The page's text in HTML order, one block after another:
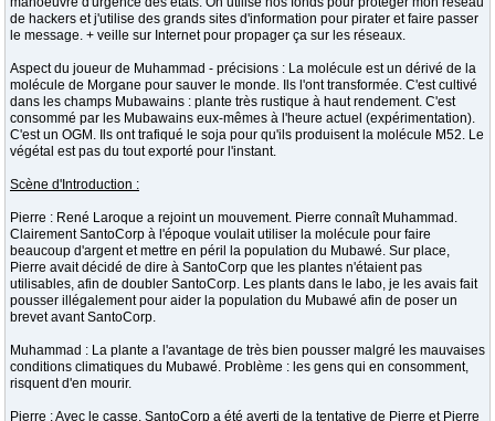
de hackers et j'utilise des grands sites d'information pour pirater et faire passer
le message. + veille sur Internet pour propager ça sur les réseaux.
Aspect du joueur de Muhammad - précisions : La molécule est un dérivé de la
molécule de Morgane pour sauver le monde. Ils l'ont transformée. C'est cultivé
dans les champs Mubawains : plante très rustique à haut rendement. C'est
consommé par les Mubawains eux-mêmes à l'heure actuel (expérimentation).
C'est un OGM. Ils ont trafiqué le soja pour qu'ils produisent la molécule M52. Le
végétal est pas du tout exporté pour l'instant.
Scène d'Introduction :
Pierre : René Laroque a rejoint un mouvement. Pierre connaît Muhammad.
Clairement SantoCorp à l'époque voulait utiliser la molécule pour faire
beaucoup d'argent et mettre en péril la population du Mubawé. Sur place,
Pierre avait décidé de dire à SantoCorp que les plantes n'étaient pas
utilisables, afin de doubler SantoCorp. Les plants dans le labo, je les avais fait
pousser illégalement pour aider la population du Mubawé afin de poser un
brevet avant SantoCorp.
Muhammad : La plante a l'avantage de très bien pousser malgré les mauvaises
conditions climatiques du Mubawé. Problème : les gens qui en consomment,
risquent d'en mourir.
Pierre : Avec le casse, SantoCorp a été averti de la tentative de Pierre et Pierre